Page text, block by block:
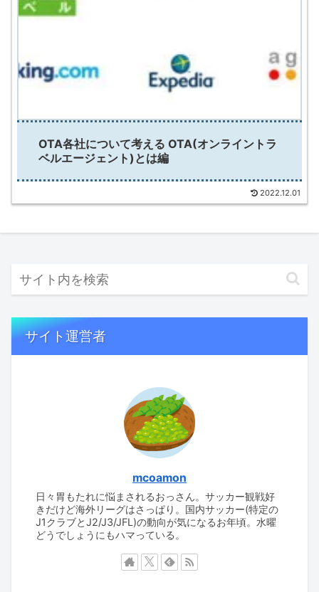
OTA各社について考える OTA(オンライントラ
ベルエージェント)とは編
2022.12.01
サイト運営者
mcoamon
日々胃もたれに悩まされるおっさん。サッカー観戦好
きだけど海外リーグはさっぱり。国内サッカー(特定の
J1クラブとJ2/J3/JFL)の動向が気になるお年頃。水曜
どうでしょうにもハマっている。